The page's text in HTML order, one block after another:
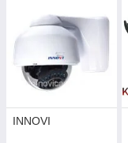
INNOVI